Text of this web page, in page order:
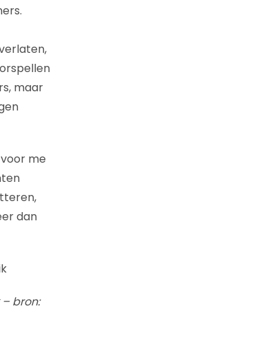
maar
me
dan
bron: